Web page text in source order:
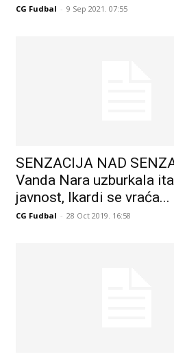
CG Fudbal - 9 Sep 2021. 07:55
SENZACIJA NAD
Vanda Nara uzburkala
javnost, Ikardi se vraća...
CG Fudbal - 28 Oct 2019. 16:58